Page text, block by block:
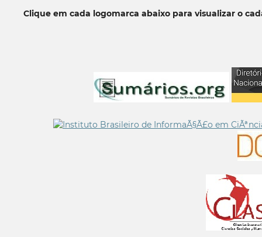
Clique em cada logomarca abaixo para visualizar o